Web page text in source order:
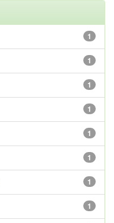
1
1
1
1
1
1
1
1